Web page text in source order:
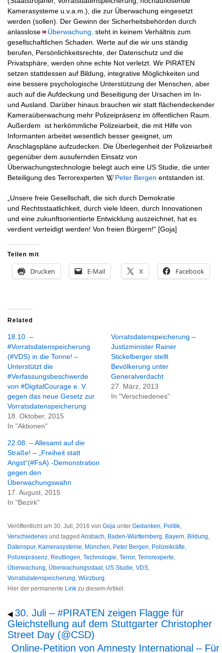
Kamerasysteme u.v.a.m.), die zur Überwachung eingesetzt
werden (sollen). Der Gewinn der Sicherheitsbehörden durch
anlasslose
Überwachung, steht in keinem Verhältnis zum
gesellschaftlichen Schaden. Werte auf die wir uns ständig
berufen, Persönlichkeitsrechte, der Datenschutz und die
Privatsphäre, werden ohne echte Not verletzt. Wir PIRATEN
setzen stattdessen auf Bildung, integrative Möglichkeiten und
eine bessere psychologische Unterstützung der Menschen, aber
auch auf die Aufdeckung und Beseitigung der Ursachen im In-
und Ausland. Darüber hinaus brauchen wir statt flächendeckender
Kameraüberwachung mehr Polizeipräsenz im öffentlichen Raum.
Außerdem ist herkömmliche Polizeiarbeit, die mit Hilfe von
Informanten arbeitet wesentlich besser geeignet, um
Anschlagspläne aufzudecken. Die Überlegenheit der Polizeiarbeit
gegenüber dem ausufernden Einsatz von
Überwachungstechnologie belegt auch eine US Studie, die unter
Beteiligung des Terrorexperten
Peter Bergen entstanden ist.
„Unsere freie Gesellschaft, die sich durch Demokratie
und Rechtsstaatlichkeit, durch viele Ideen, durch Innovationen
und eine zukunftsorientierte Entwicklung auszeichnet, hat es
verdient verteidigt werden! Von freien Bürgern!“ [Goja]
Teilen mit
Drucken E-Mail X Facebook
Related
18.10. –
#Vorratsdatenspeicherung
(#VDS) in die Tonne! –
Unterstützt die
#Verfassungsbeschwerde
von #DigitalCourage e. V.
gegen das neue Gesetz zur
Vorratsdatenspeicherung
18. Oktober, 2015
In "Aktionen"
Vorratsdatenspeicherung –
Justizminister Rainer
Stickelberger stellt
Bevölkerung unter
Generalverdacht
27. März, 2013
In "Verschiedenes"
22.08. – Allesamt auf die
Straße! – „Freiheit statt
Angst“(#FsA) -Demonstration
gegen den
Überwachungswahn
17. August, 2015
In "Bezirk"
Veröffentlicht am 30. Juli, 2016 von Goja unter Gedanken, Politik,
Verschiedenes und tagged Ansbach, Baden-Württemberg, Bayern, Bildung,
Datenspur, Kamerasysteme, München, Peter Bergen, Polizeikräfte,
Polizeipräsenz, Reutlingen, Technologie, Terror, Terrorexperte,
Überwachung, Überwachungsstaat, US Studie, VDS,
Vorratsdatenspeicherung, Würzburg.
Hier der permanente Link zu diesem Artikel.
◀ 30. Juli – #PIRATEN zeigen Flagge für
Gleichstellung auf dem Stuttgarter Christopher
Street Day (@CSD)
Online-Petition von Amnesty International – Für